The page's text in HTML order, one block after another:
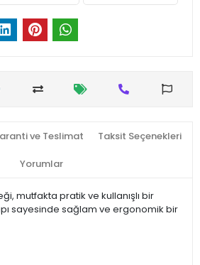
ve Teslimat Taksit Seçenekleri
Yorumlar
mutfakta pratik ve kullanışlı bir
sayesinde sağlam ve ergonomik bir